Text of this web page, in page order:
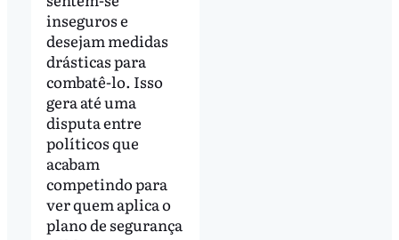
inseguros e
desejam medidas
drásticas para
combatê-lo. Isso
gera até uma
disputa entre
políticos que
acabam
competindo para
ver quem aplica o
plano de segurança